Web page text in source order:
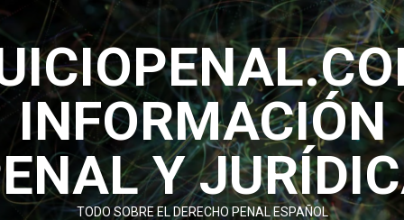
Saltar
al
contenido
INFORMACIÓN
Y
TODO SOBRE EL DERECHO PENAL ESPAÑOL